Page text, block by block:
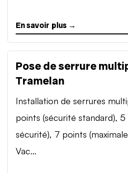
En savoir plus →
Pose de serrure
Tramelan
Installation de serrures
points (sécurité standard),
sécurité), 7 points
Vac...